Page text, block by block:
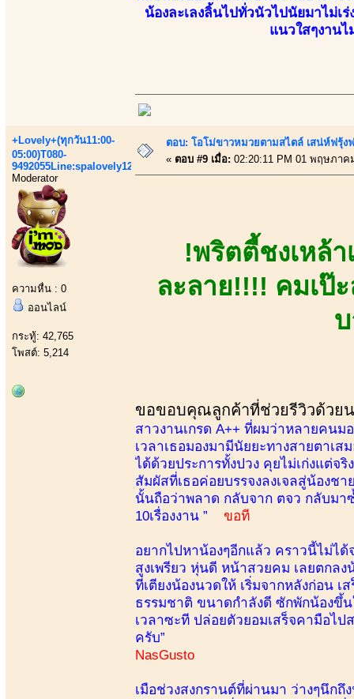
น้องละเลงลิ้นไปทั่วนัวไปนัยมาไม่
แนวใสๆงานไ
+Lovely+(ทุกวัน11:00-
05:00)T080-
9492055Line:spalovely123
Moderator
ความหื่น : 0
ออนไลน์
กระทู้: 42,765
โพสต์: 5,214
ตอบ: โอโม่ขาวหมวยตามสไตล์ เสน่ห์ฟรุ้ง
« ตอบ #9 เมื่อ: 02:20:11 PM 01 พฤษภาค
!พริตตี้ชงเหล้
ละลาย!!!! คมเป๊
ขอขอบคุณลูกค้าที่ช่วยรีวิวด้วย
สาวงานเกรด A++ ที่ผมว่าหลายคน
เวลาเธอมองมามีนัยยะทางสายตาเ
ได้ด้วยประการทั้งปวง คุยไม่เก่งแต่จ
สัมผัสที่เธอค่อยบรรจงลงเจลสู่น้องช
นั้นถือว่าพลาด กลับจาก ตจว กลับมา
10เรื่องงาน ”
ขอที
อยากไปหาน้องๆอีกแล้ว คราวนี้ไม่ไ
สูงเพรียว หุ่นดี หน้าสวยคม เลยตกล
ที่เตียงน้องนวดให้ เริ่มจากหลังก่อน
ธรรมชาติ ขนาดกำลังดี ซักพักน้องขึ้น
เวลาซะที ปล่อยตัวยอมเสร็จคามือไ
ครับ”
NasGusto
เมือช่วงสงกรานต์ที่ผ่านมา ว่างๆนึก